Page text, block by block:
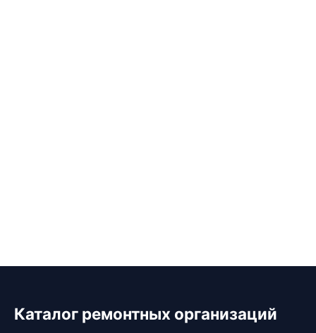
Каталог ремонтных организаций